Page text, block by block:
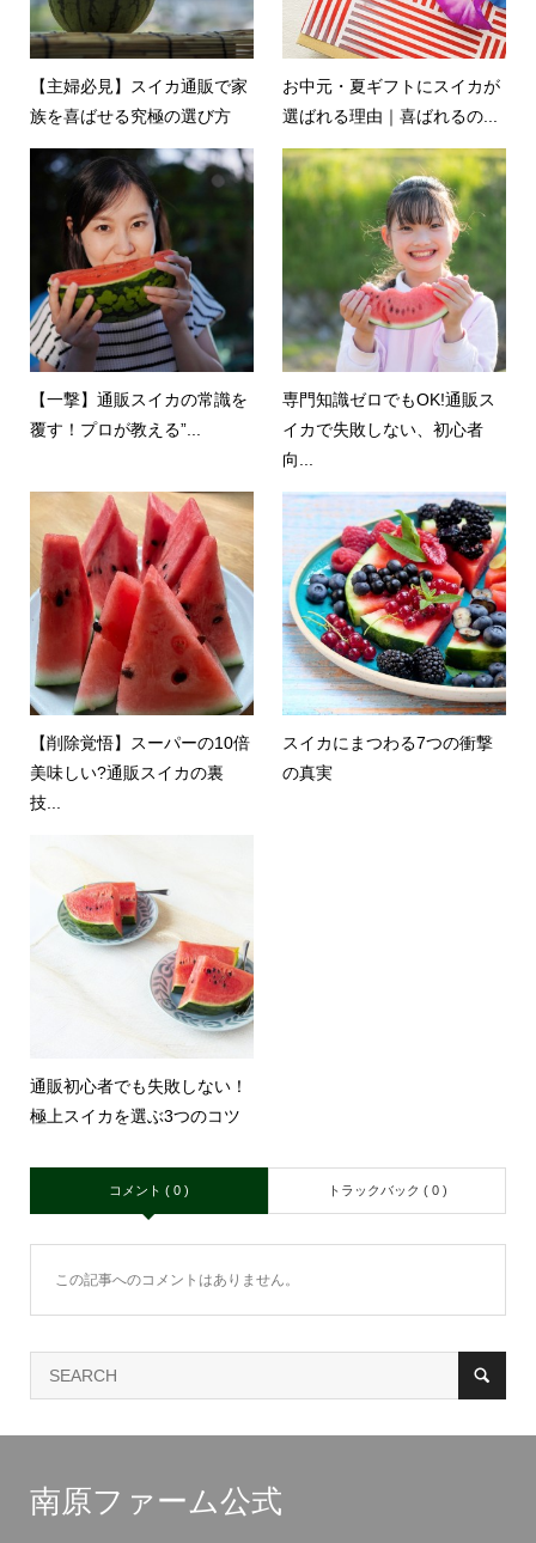
【主婦必見】スイカ通販で家
族を喜ばせる究極の選び方
お中元・夏ギフトにスイカが
選ばれる理由｜喜ばれるの...
【一撃】通販スイカの常識を
覆す！プロが教える”...
専門知識ゼロでもOK!通販ス
イカで失敗しない、初心者
向...
【削除覚悟】スーパーの10倍
美味しい?通販スイカの裏
技...
スイカにまつわる7つの衝撃
の真実
通販初心者でも失敗しない！
極上スイカを選ぶ3つのコツ
コメント ( 0 ) トラックバック ( 0 )
この記事へのコメントはありません。
南原ファーム公式